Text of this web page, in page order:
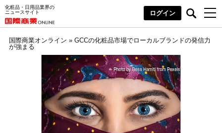
化粧品・日用品業界の
ニュースサイト
ログイン
国際商業オンライン » GCCの化粧品市場でローカルブランドの発信力
が強まる